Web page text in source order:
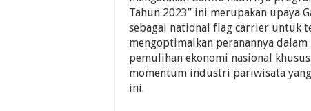
Tahun 2023” ini merupakan upaya
sebagai national flag carrier untuk
mengoptimalkan peranannya dalam
pemulihan ekonomi nasional
momentum industri pariwisata
ini.